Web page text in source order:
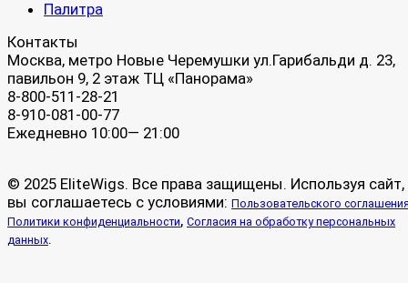
Палитра
Контакты
Москва, метро Новые Черемушки ул.Гарибальди д. 23,
павильон 9, 2 этаж ТЦ «Панорама»
8-800-511-28-21
8-910-081-00-77
Ежедневно 10:00— 21:00
© 2025 EliteWigs. Все права защищены. Используя сайт,
вы соглашаетесь с условиями: Пользовательского
Политики конфиденциальности, Согласия на обработку персональных
данных.